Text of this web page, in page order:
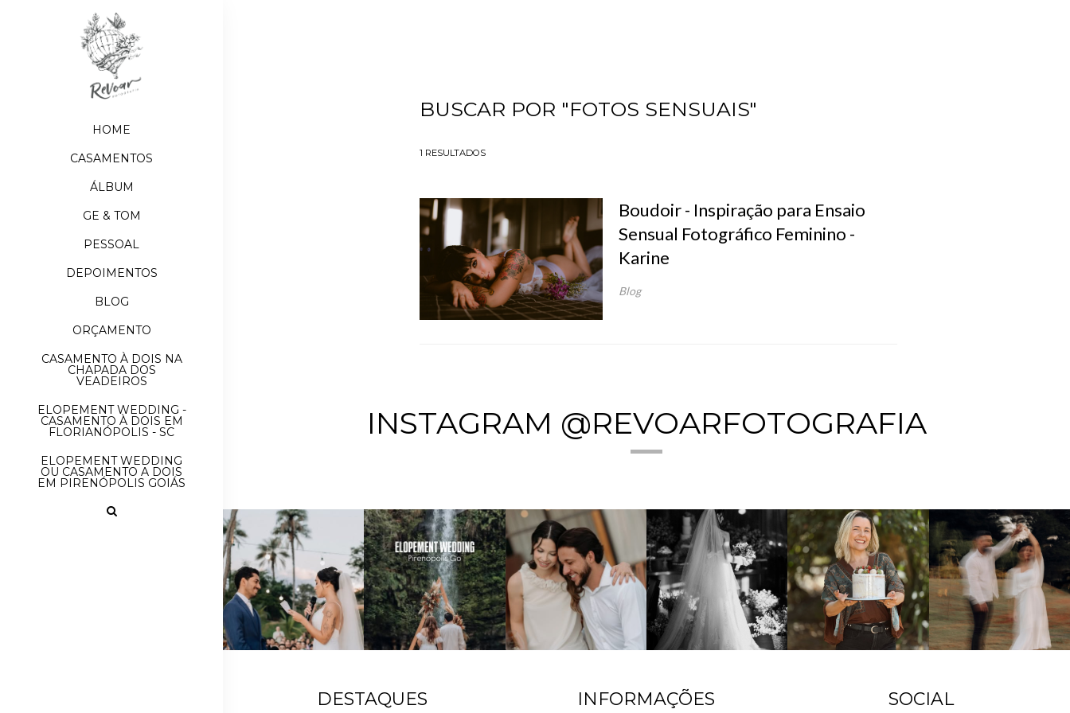
HOME
CASAMENTOS
ÁLBUM
GE & TOM
PESSOAL
DEPOIMENTOS
BLOG
ORÇAMENTO
CASAMENTO À DOIS NA
CHAPADA DOS
VEADEIROS
ELOPEMENT WEDDING -
CASAMENTO À DOIS EM
FLORIANÓPOLIS - SC
ELOPEMENT WEDDING
OU CASAMENTO A DOIS
EM PIRENÓPOLIS GOIÁS
BUSCAR POR "FOTOS SENSUAIS"
1 RESULTADOS
Boudoir - Inspiração para Ensaio
Sensual Fotográfico Feminino -
Karine
Blog
INSTAGRAM @REVOARFOTOGRAFIA
DESTAQUES INFORMAÇÕES SOCIAL